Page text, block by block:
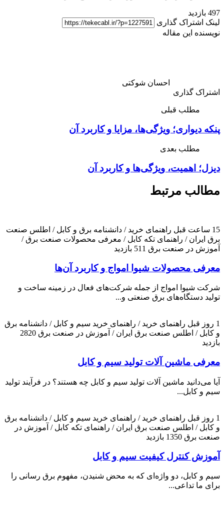
497 بازدید
لینک اشتراک گذاری
نویسنده این مقاله
احسان شوکتی
اشتراک گذاری
مطلب قبلی
پنکه دیواری؛ ویژگی‌ها، مزایا و کاربرد آن
مطلب بعدی
دیزل؛ اهمیت، ویژگی‌ها و کاربرد آن
مطالب مرتبط
15 ساعت قبل
راهنمای خرید / دانشنامه برق و کابل / اطلس صنعت
برق ایران / راهنمای تکه کابل / معرفی محصولات صنعت برق /
آموزش در صنعت برق 511 بازدید
معرفی محصولات شیوا امواج و کاربرد آن‌ها
شرکت شیوا امواج از جمله شرکت‌های فعال در زمینه ساخت و
تولید دستگاه‌های برق صنعتی و...
1 روز قبل
راهنمای خرید / راهنمای خرید سیم و کابل / دانشنامه برق
و کابل / اطلس صنعت برق ایران / آموزش در صنعت برق 2820
بازدید
معرفی ماشین آلات تولید سیم و کابل
آیا می‌دانید ماشین آلات تولید سیم و کابل چه هستند؟ در فرآیند تولید
سیم و کابل...
1 روز قبل
راهنمای خرید / راهنمای خرید سیم و کابل / دانشنامه برق
و کابل / اطلس صنعت برق ایران / راهنمای تکه کابل / آموزش در
صنعت برق 1350 بازدید
آموزش کنترل کیفیت سیم و کابل
سیم و کابل، دو واژه‌ای که به محض شنیدن، مفهوم برق رسانی را
برای ما تداعی...